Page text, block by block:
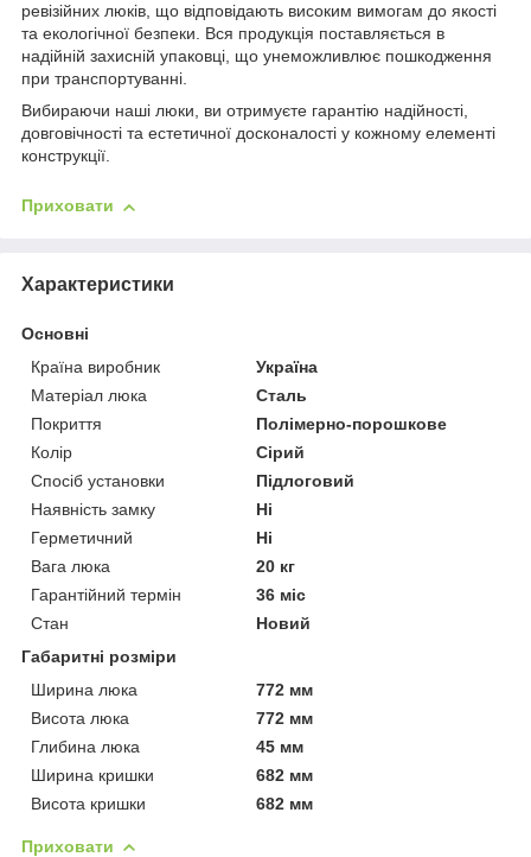
ревізійних люків, що відповідають високим вимогам до якості
та екологічної безпеки. Вся продукція поставляється в
надійній захисній упаковці, що унеможливлює пошкодження
при транспортуванні.
Вибираючи наші люки, ви отримуєте гарантію надійності,
довговічності та естетичної досконалості у кожному елементі
конструкції.
Приховати
Характеристики
Основні
Країна виробник
Україна
Матеріал люка
Сталь
Покриття
Полімерно-порошкове
Колір
Сірий
Спосіб установки
Підлоговий
Наявність замку
Ні
Герметичний
Ні
Вага люка
20 кг
Гарантійний термін
36 міс
Стан
Новий
Габаритні розміри
Ширина люка
772 мм
Висота люка
772 мм
Глибина люка
45 мм
Ширина кришки
682 мм
Висота кришки
682 мм
Приховати